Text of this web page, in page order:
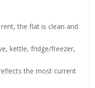
the flat is clean and
kettle, fridge/freezer,
the most current